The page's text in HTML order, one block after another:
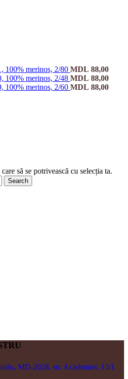
100% merinos, 2/80 MDL 88,00
100% merinos, 2/48 MDL 88,00
100% merinos, 2/60 MDL 88,00
să se potrivească cu selecția ta.
Search
MD-2028, str. Academiei, 15/1